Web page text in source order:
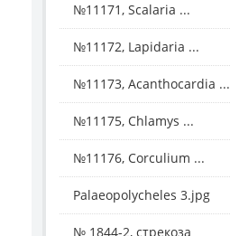
№11171, Scalaria ...
№11172, Lapidaria ...
№11173, Acanthocardia ...
№11175, Chlamys ...
№11176, Corculium ...
Palaeopolycheles 3.jpg
№ 1844-2, стрекоза